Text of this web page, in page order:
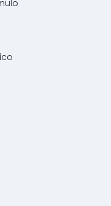
e servizi
e servizi
dei dati